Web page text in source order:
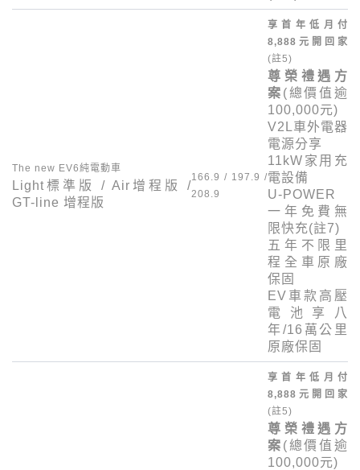
The new EV6純電動車
Light 標準版 / Air 增程版 /
GT-line 增程版
166.9 / 197.9 /
208.9
享首年低月付
8,888 元開回家
(註5)
尊榮禮遇方
案 (總價值逾
100,000元)
V2L車外電器
電源分享
11kW 家用充
電設備
U-POWER
一年免費無
限快充(註7)
五年不限里
程全車原廠
保固
EV 車款高壓
電池享八
年/16 萬公里
原廠保固
享首年低月付
8,888 元開回家
(註5)
尊榮禮遇方
案 (總價值逾
100,000元)